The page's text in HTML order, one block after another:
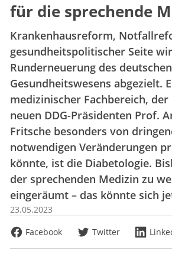
für die sprechende
Krankenhausreform,
gesundheitspolitischer Seite
Runderneuerung des deutschen
Gesundheitswesens abgezielt.
medizinischer Fachbereich,
neuen DDG-Präsidenten Prof.
Fritsche besonders von
notwendigen Veränderungen
könnte, ist die Diabetologie.
der sprechenden Medizin zu
eingeräumt – das könnte sich
23.05.2023
Facebook
Twitter